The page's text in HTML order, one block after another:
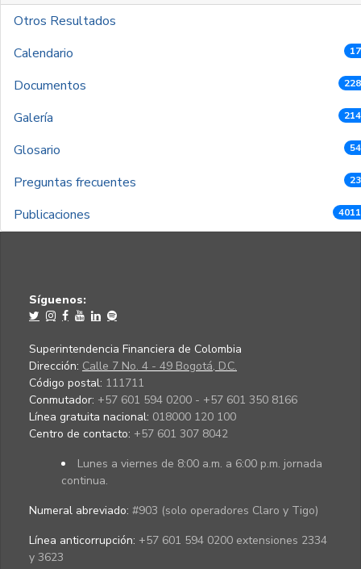
Otros Resultados
Calendario
Documentos
Galería
Glosario
Preguntas frecuentes
Publicaciones
Síguenos:
Superintendencia Financiera de Colombia
Dirección: Calle 7 No. 4 - 49 Bogotá, D.C.
Código postal: 111711
Conmutador: +57 601 594 0200 - +57 601 350 8166
Línea gratuita nacional: 018000 120 100
Centro de contacto: +57 601 307 8042
Lunes a viernes de 8:00 a.m. a 6:00 p.m. jornada
continua.
Numeral abreviado: #903 (solo operadores Claro y Tigo)
Línea anticorrupción: +57 601 594 0200 extensiones 2334
y 3623